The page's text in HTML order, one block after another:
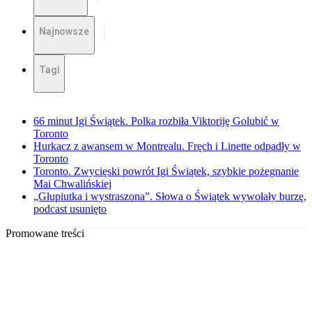
Najnowsze
Tagi
66 minut Igi Świątek. Polka rozbiła Viktoriję Golubić w
Toronto
Hurkacz z awansem w Montrealu. Fręch i Linette odpadły w
Toronto
Toronto. Zwycięski powrót Igi Świątek, szybkie pożegnanie
Mai Chwalińskiej
„Głupiutka i wystraszona”. Słowa o Świątek wywołały burzę,
podcast usunięto
Promowane treści